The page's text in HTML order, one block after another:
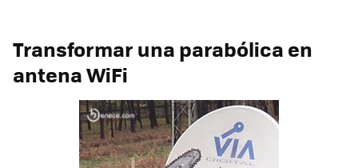
Transformar una parabólica en
antena WiFi